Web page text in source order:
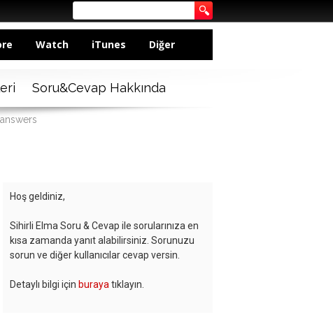
Watch iTunes Diğer
Soru&Cevap Hakkında
Hoş geldiniz,
Sihirli Elma Soru & Cevap ile sorularınıza en
kısa zamanda yanıt alabilirsiniz. Sorunuzu
sorun ve diğer kullanıcılar cevap versin.
Detaylı bilgi için buraya tıklayın.